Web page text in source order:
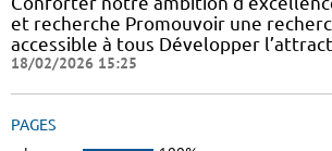
et recherche Promouvoir une
accessible à tous Développer
18/02/2026 15:25
PAGES